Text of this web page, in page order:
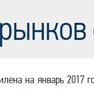
на январь 2017